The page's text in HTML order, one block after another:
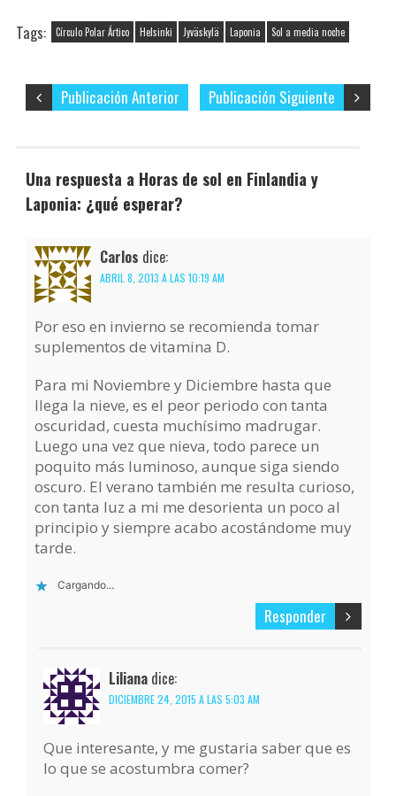
Tags: Círculo Polar Ártico Helsinki Jyväskylä Laponia Sol a media noche
Publicación Siguiente
Publicación Anterior
Una respuesta a Horas de sol en Finlandia y
Laponia: ¿qué esperar?
Carlos dice:
ABRIL 8, 2013 A LAS 10:19 AM
Por eso en invierno se recomienda tomar
suplementos de vitamina D.
Para mi Noviembre y Diciembre hasta que
llega la nieve, es el peor periodo con tanta
oscuridad, cuesta muchísimo madrugar.
Luego una vez que nieva, todo parece un
poquito más luminoso, aunque siga siendo
oscuro. El verano también me resulta curioso,
con tanta luz a mi me desorienta un poco al
principio y siempre acabo acostándome muy
tarde.
Cargando...
Responder
Liliana dice:
DICIEMBRE 24, 2015 A LAS 5:03 AM
Que interesante, y me gustaria saber que es
lo que se acostumbra comer?